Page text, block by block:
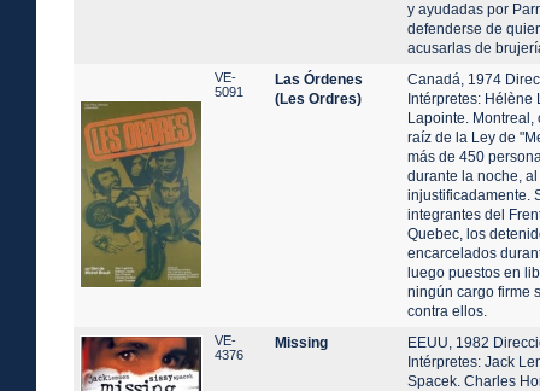
y ayudadas por
defenderse de
acusarlas de
VE-
5091
Las Órdenes
(Les Ordres)
Canadá, 1974
Intérpretes: Hélène
Lapointe. Montreal,
raíz de la Ley de
más de 450
durante la noche,
injustificadamente.
integrantes del
Quebec, los
encarcelados
luego puestos en
ningún cargo firme
contra ellos.
VE-
4376
Missing
EEUU, 1982
Intérpretes: Jack
Spacek. Charles